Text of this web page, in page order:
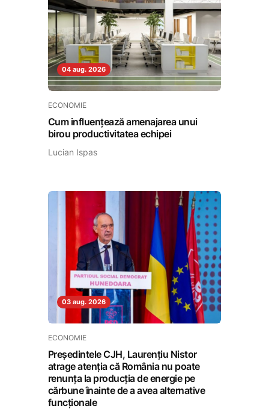
04 aug. 2026
ECONOMIE
Cum influențează amenajarea unui
birou productivitatea echipei
Lucian Ispas
03 aug. 2026
ECONOMIE
Președintele CJH, Laurențiu Nistor
atrage atenția că România nu poate
renunța la producția de energie pe
cărbune înainte de a avea alternative
funcționale